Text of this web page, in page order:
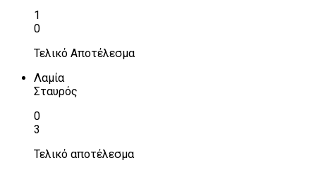
1
0
Τελικό Αποτέλεσμα
Λαμία
Σταυρός
0
3
Τελικό αποτέλεσμα